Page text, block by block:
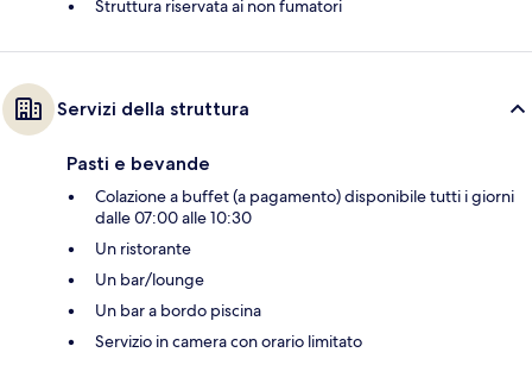
Struttura riservata ai non fumatori
Servizi della struttura
Pasti e bevande
Colazione a buffet (a pagamento) disponibile tutti i giorni
dalle 07:00 alle 10:30
Un ristorante
Un bar/lounge
Un bar a bordo piscina
Servizio in camera con orario limitato